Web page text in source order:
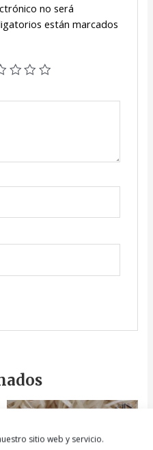
sitio web y servicio.
no será
están marcados